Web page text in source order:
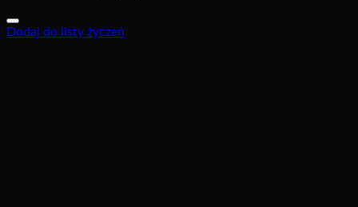
Dodaj do listy życzeń